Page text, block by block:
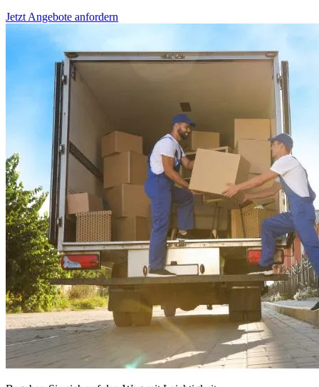
Jetzt Angebote anfordern